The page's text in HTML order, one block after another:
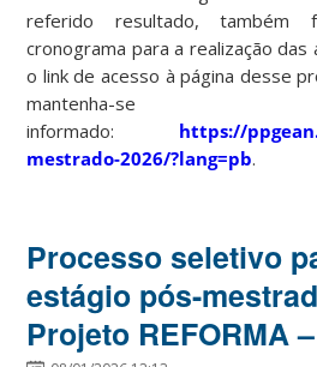
referido resultado, também
cronograma para a realização das
o link de acesso à página desse
mantenha-se
informado: https://
mestrado-2026/?lang=pb.
Processo seletivo
estágio pós-
Projeto REFORMA